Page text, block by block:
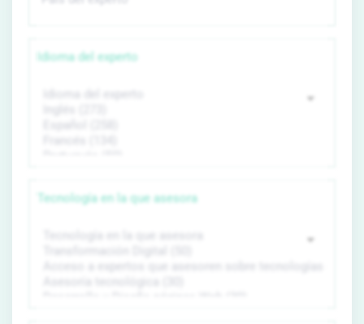
Idioma del experto
Tecnología en la que asesora